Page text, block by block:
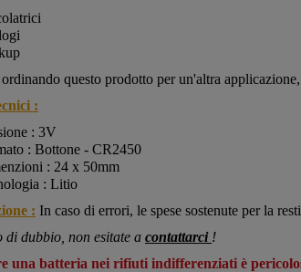
ordinando questo prodotto per un'altra applicazione,
:
: 3V
: Bottone - CR2450
: 24 x 50mm
: Litio
: In caso di errori, le spese sostenute per la
di dubbio, non esitate a contattarci !
una batteria nei rifiuti indifferenziati è